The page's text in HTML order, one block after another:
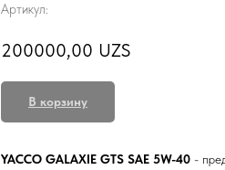
Артикул:
200000,00 UZS
В корзину
YACCO GALAXIE GTS SAE 5W-40 -